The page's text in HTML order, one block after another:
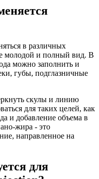
в различных
молодой и полный вид. В
можно заполнить и
губы, подглазничные
скулы и линию
для таких целей, как
и добавление объема в
жира - это
направленное на
для